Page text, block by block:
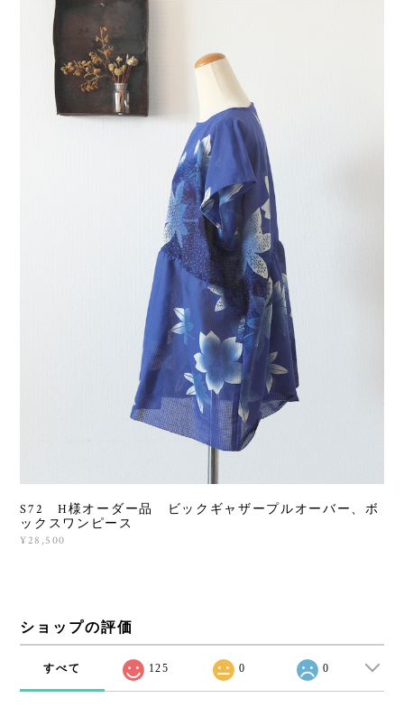
S72 H様オーダー品 ビックギャザープルオーバー、ボ
ックスワンピース
¥28,500
ショップの評価
すべて 125 0 0